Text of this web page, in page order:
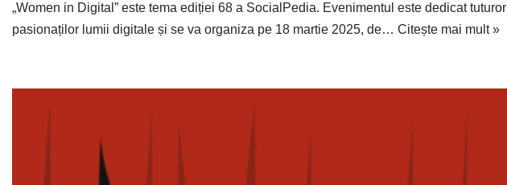
„Women in Digital” este tema ediției 68 a SocialPedia. Evenimentul este dedicat tuturor
pasionaților lumii digitale și se va organiza pe 18 martie 2025, de… Citește mai mult »